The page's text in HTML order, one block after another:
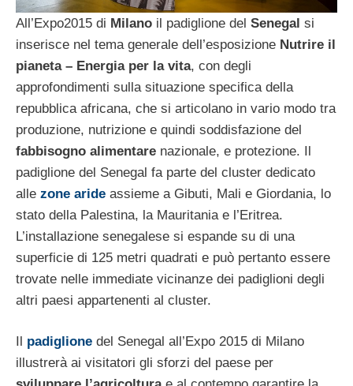
All’Expo2015 di Milano il padiglione del Senegal si
inserisce nel tema generale dell’esposizione Nutrire il
pianeta – Energia per la vita, con degli
approfondimenti sulla situazione specifica della
repubblica africana, che si articolano in vario modo tra
produzione, nutrizione e quindi soddisfazione del
fabbisogno alimentare nazionale, e protezione. Il
padiglione del Senegal fa parte del cluster dedicato
alle zone aride assieme a Gibuti, Mali e Giordania, lo
stato della Palestina, la Mauritania e l’Eritrea.
L’installazione senegalese si espande su di una
superficie di 125 metri quadrati e può pertanto essere
trovate nelle immediate vicinanze dei padiglioni degli
altri paesi appartenenti al cluster.
padiglione del Senegal all’Expo 2015 di Milano
illustrerà ai visitatori gli sforzi del paese per